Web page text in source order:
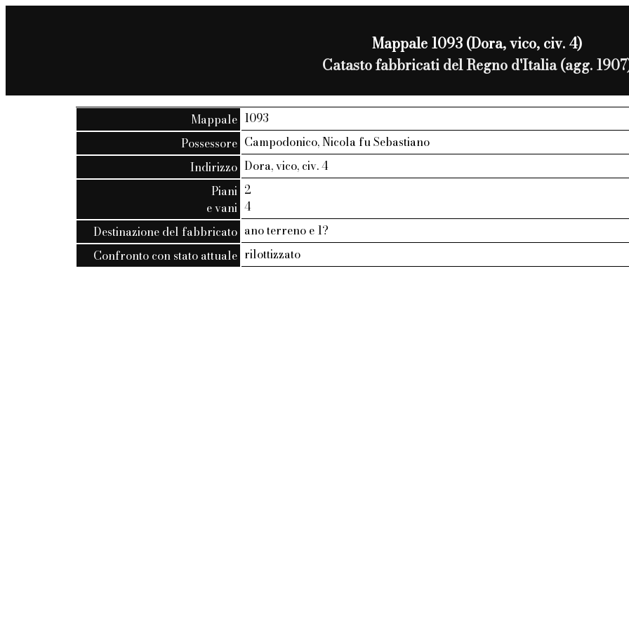
Mappale 1093 (Dora, vico, civ. 4)
Catasto fabbricati del Regno d'Italia (agg.
Mappale 1093
Possessore Campodonico, Nicola fu Sebastiano
Indirizzo Dora, vico, civ. 4
Piani
e vani
2
4
Destinazione del fabbricato ano terreno e 1?
Confronto con stato attuale rilottizzato